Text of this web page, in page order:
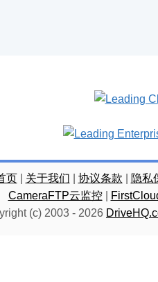
页| 关于我们 协议条款
隐私
CameraFTP云监控|
(c) 2003 - 2026